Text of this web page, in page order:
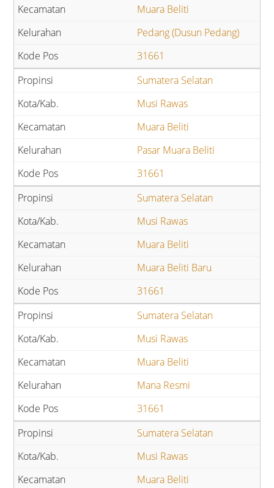
Muara Beliti
Pedang (Dusun Pedang)
31661
Sumatera Selatan
Musi Rawas
Muara Beliti
Pasar Muara Beliti
31661
Sumatera Selatan
Musi Rawas
Muara Beliti
Muara Beliti Baru
31661
Sumatera Selatan
Musi Rawas
Muara Beliti
Mana Resmi
31661
Sumatera Selatan
Musi Rawas
Muara Beliti